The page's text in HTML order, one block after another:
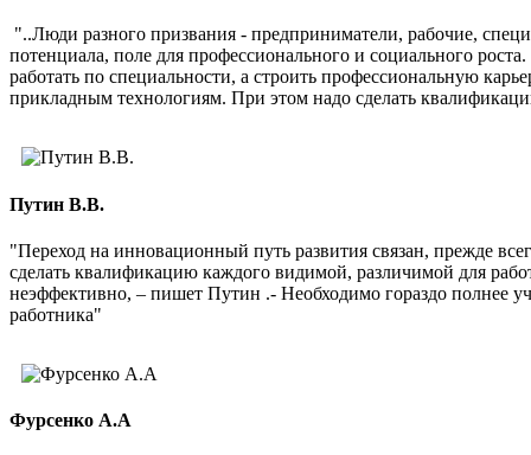
"..Люди разного призвания - предприниматели, рабочие,
потенциала, поле для профессионального и социального
работать по специальности, а строить профессиональную
прикладным технологиям. При этом надо сделать
Путин В.В.
"Переход на инновационный путь развития связан, прежде
сделать квалификацию каждого видимой, различимой для
неэффективно, – пишет Путин .- Необходимо гораздо полнее
работника"
Фурсенко А.А